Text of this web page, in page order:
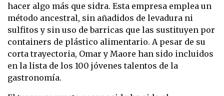
hacer algo más que sidra. Esta empresa emplea un
método ancestral, sin añadidos de levadura ni
sulfitos y sin uso de barricas que las sustituyen por
containers de plástico alimentario. A pesar de su
corta trayectoria, Omar y Maore han sido incluidos
en la lista de los 100 jóvenes talentos de la
gastronomía.